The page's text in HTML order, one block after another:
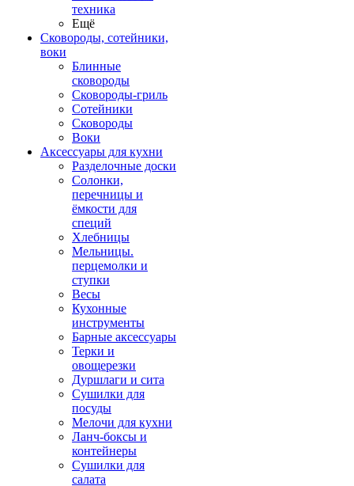
техника
Ещё
Сковороды, сотейники,
воки
Блинные
сковороды
Сковороды-гриль
Сотейники
Сковороды
Воки
Аксессуары для кухни
Разделочные доски
Солонки,
перечницы и
ёмкости для
специй
Хлебницы
Мельницы.
перцемолки и
ступки
Весы
Кухонные
инструменты
Барные аксессуары
Терки и
овощерезки
Дуршлаги и сита
Сушилки для
посуды
Мелочи для кухни
Ланч-боксы и
контейнеры
Сушилки для
салата